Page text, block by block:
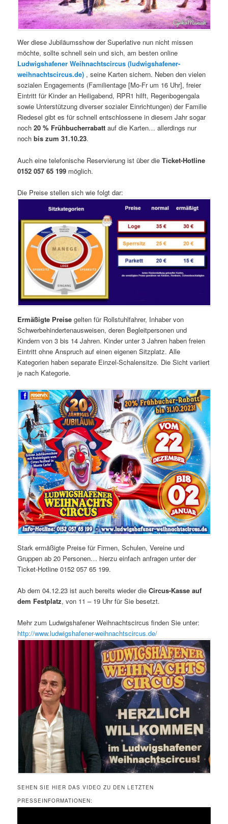
Wer diese Jubiläumsshow der Superlative nun nicht missen
möchte, sollte schnell sein und sich, am besten online
Ludwigshafener Weihnachtscircus (ludwigshafener-
weihnachtscircus.de) , seine Karten sichern. Neben den vielen
sozialen Engagements (Familientage [Mo-Fr um 16 Uhr], freier
Eintritt für Kinder an Heiligabend, RPR1 hilft, Regenbogengala
sowie Unterstützung diverser sozialer Einrichtungen) der Familie
Riedesel gibt es für schnell entschlossene in diesem Jahr sogar
noch20 % Frühbucherrabatt auf die Karten… allerdings nur
nochbis zum 31.10.23.
Auch eine telefonische Reservierung ist über dieTicket-Hotline
0152 057 65 199 möglich.
Die Preise stellen sich wie folgt dar:
Ermäßigte Preise gelten für Rollstuhlfahrer, Inhaber von
Schwerbehindertenausweisen, deren Begleitpersonen und
Kindern von 3 bis 14 Jahren. Kinder unter 3 Jahren haben freien
Eintritt ohne Anspruch auf einen eigenen Sitzplatz. Alle
Kategorien haben separate Einzel-Schalensitze. Die Sicht variiert
je nach Kategorie.
Stark ermäßigte Preise für Firmen, Schulen, Vereine und
Gruppen ab 20 Personen… hierzu einfach anfragen unter der
Ticket-Hotline 0152 057 65 199.
Ab dem 04.12.23 ist auch bereits wieder dieCircus-Kasse auf
dem Festplatz, von 11 – 19 Uhr für Sie besetzt.
Mehr zum Ludwigshafener Weihnachtscircus finden Sie unter:
http://www.ludwigshafener-weihnachtscircus.de/
SEHEN SIE HIER DAS VIDEO ZU DEN LETZTEN
PRESSEINFORMATIONEN: